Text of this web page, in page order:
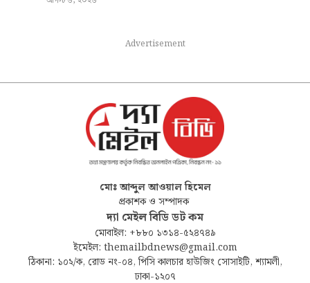
Advertisement
মোঃ আব্দুল আওয়াল হিমেল
প্রকাশক ও সম্পাদক
দ্যা মেইল বিডি ডট কম
মোবাইল: +৮৮০ ১৩১৪-৫২৪৭৪৯
ইমেইল: themailbdnews@gmail.com
ঠিকানা: ১০২/ক, রোড নং-০৪, পিসি কালচার হাউজিং সোসাইটি, শ্যামলী,
ঢাকা-১২০৭